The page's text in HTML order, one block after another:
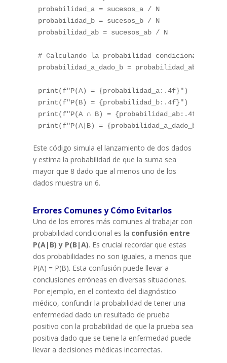
probabilidad_a = sucesos_a / N
probabilidad_b = sucesos_b / N
probabilidad_ab = sucesos_ab / N
# Calculando la probabilidad condicional
probabilidad_a_dado_b = probabilidad_ab
print(f"P(A) = {probabilidad_a: .4f}")
print(f"P(B) = {probabilidad_b: .4f}")
print(f"P(A ∩ B) = {probabilidad_ab: .4f
print(f"P(A|B) = {probabilidad_a_dado_b
Este código simula el lanzamiento de dos dados
y estima la probabilidad de que la suma sea
mayor que 8 dado que al menos uno de los
dados muestra un 6.
Errores Comunes y Cómo Evitarlos
Uno de los errores más comunes al trabajar con
probabilidad condicional es la confusión entre
P(A|B) y P(B|A). Es crucial recordar que estas
dos probabilidades no son iguales, a menos que
P(A) = P(B). Esta confusión puede llevar a
conclusiones erróneas en diversas situaciones.
Por ejemplo, en el contexto del diagnóstico
médico, confundir la probabilidad de tener una
enfermedad dado un resultado de prueba
positivo con la probabilidad de que la prueba sea
positiva dado que se tiene la enfermedad puede
llevar a decisiones médicas incorrectas.